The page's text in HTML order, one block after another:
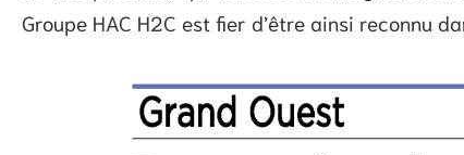
Groupe HAC H2C est fier d’être ainsi reconnu